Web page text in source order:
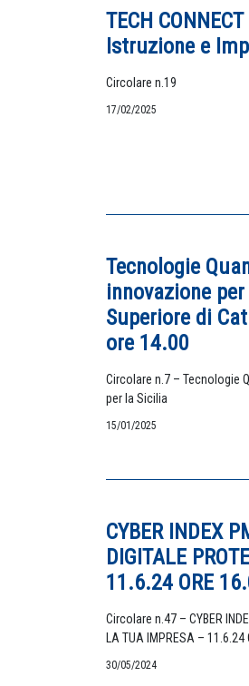
TECH
Istruzione e
Circolare n.19
17/02/2025
Tecnologie
innovazione
Superiore di
ore 14.00
Circolare n.7 – Tecnologie
per la Sicilia
15/01/2025
CYBER INDEX
DIGITALE
11.6.24 ORE
Circolare n.47 – CYBER
LA TUA IMPRESA – 11.6.24
30/05/2024